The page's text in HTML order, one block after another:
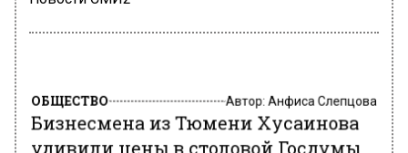
ОБЩЕСТВО Автор: Анфиса Слепцова
Бизнесмена из Тюмени Хусаинова
удивили цены в столовой Госдумы